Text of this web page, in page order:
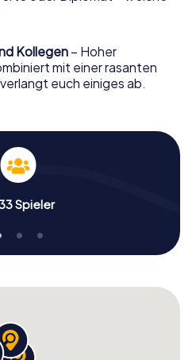
Kollegen – Hoher
mit einer rasanten
euch einiges ab.
Spieler